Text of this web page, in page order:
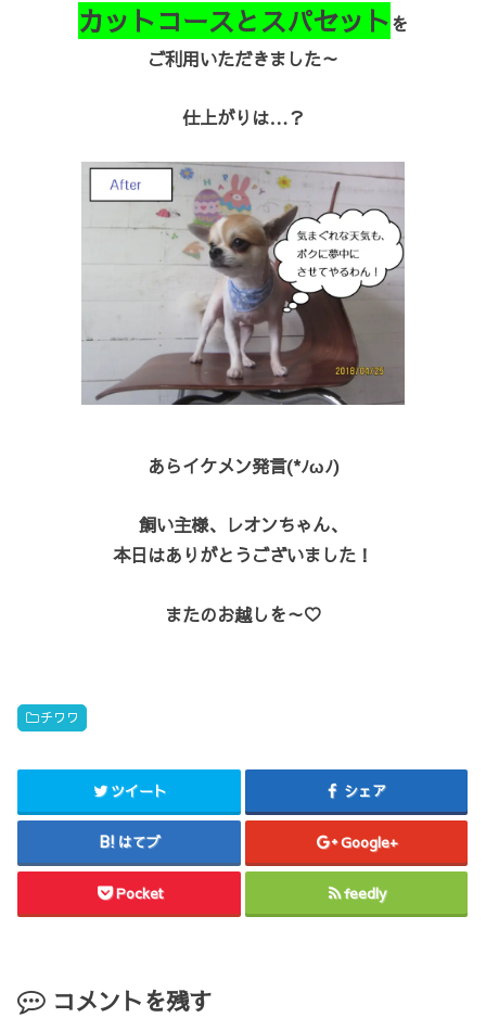
カットコースとスパセットを
ご利用いただきました～
仕上がりは…？
あらイケメン発言(*ﾉωﾉ)
飼い主様、レオンちゃん、
本日はありがとうございました！
またのお越しを～♡
チワワ
ツイート シェア
はてブ Google+
Pocket feedly
コメントを残す